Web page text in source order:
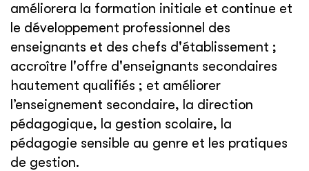
améliorera la formation initiale et continue et
le développement professionnel des
enseignants et des chefs d'établissement ;
accroître l'offre d'enseignants secondaires
hautement qualifiés ; et améliorer
l’enseignement secondaire, la direction
pédagogique, la gestion scolaire, la
pédagogie sensible au genre et les pratiques
de gestion.